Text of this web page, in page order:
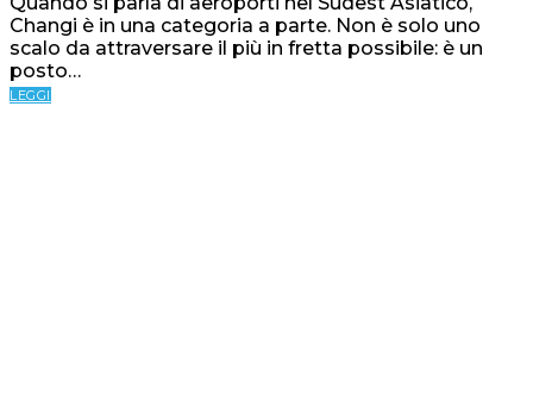
Changi è in una categoria a parte. Non è solo uno
scalo da attraversare il più in fretta possibile: è un
posto…
LEGGI